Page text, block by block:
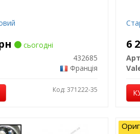
сьогодні
432685
Франція
Код: 371222-35
6